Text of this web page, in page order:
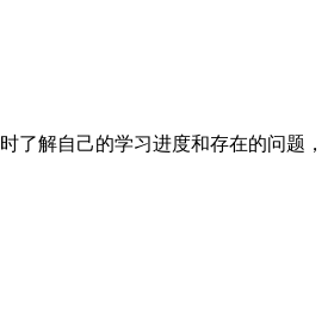
解自己的学习进度和存在的问题，